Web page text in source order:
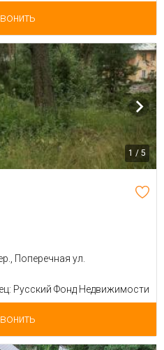
1 / 5
Поперечная ул.
Русский Фонд Недвижимости